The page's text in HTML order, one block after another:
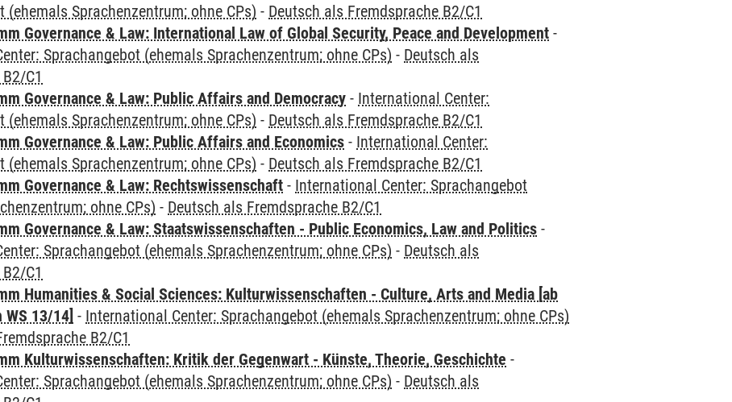
(ehemals Sprachenzentrum; ohne CPs) - Deutsch als Fremdsprache B2/C1
Governance & Law: International Law of Global Security, Peace and Development -
Sprachangebot (ehemals Sprachenzentrum; ohne CPs) - Deutsch als
C1
Governance & Law: Public Affairs and Democracy - International Center:
(ehemals Sprachenzentrum; ohne CPs) - Deutsch als Fremdsprache B2/C1
Governance & Law: Public Affairs and Economics - International Center:
(ehemals Sprachenzentrum; ohne CPs) - Deutsch als Fremdsprache B2/C1
Governance & Law: Rechtswissenschaft - International Center: Sprachangebot
ohne CPs) - Deutsch als Fremdsprache B2/C1
Governance & Law: Staatswissenschaften - Public Economics, Law and Politics -
Sprachangebot (ehemals Sprachenzentrum; ohne CPs) - Deutsch als
C1
Humanities & Social Sciences: Kulturwissenschaften - Culture, Arts and Media [ab
13/14] - International Center: Sprachangebot (ehemals Sprachenzentrum; ohne CPs)
B2/C1
Kulturwissenschaften: Kritik der Gegenwart - Künste, Theorie, Geschichte -
Sprachangebot (ehemals Sprachenzentrum; ohne CPs) - Deutsch als